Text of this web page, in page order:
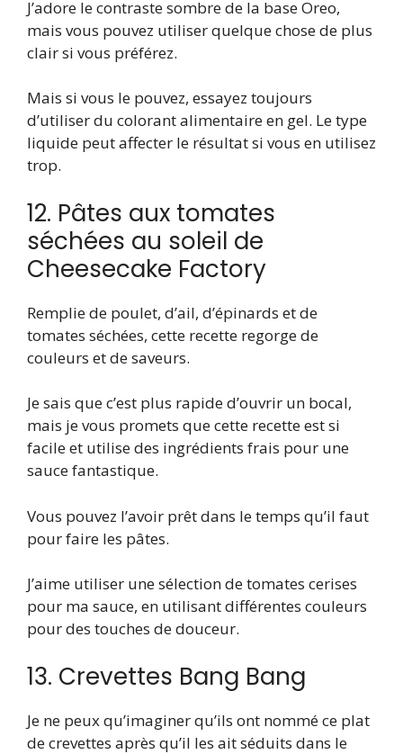
J’adore le contraste sombre de la base Oreo,
mais vous pouvez utiliser quelque chose de plus
clair si vous préférez.
Mais si vous le pouvez, essayez toujours
d’utiliser du colorant alimentaire en gel. Le type
liquide peut affecter le résultat si vous en utilisez
trop.
12. Pâtes aux tomates
séchées au soleil de
Cheesecake Factory
Remplie de poulet, d’ail, d’épinards et de
tomates séchées, cette recette regorge de
couleurs et de saveurs.
Je sais que c’est plus rapide d’ouvrir un bocal,
mais je vous promets que cette recette est si
facile et utilise des ingrédients frais pour une
sauce fantastique.
Vous pouvez l’avoir prêt dans le temps qu’il faut
pour faire les pâtes.
J’aime utiliser une sélection de tomates cerises
pour ma sauce, en utilisant différentes couleurs
pour des touches de douceur.
13. Crevettes Bang Bang
Je ne peux qu’imaginer qu’ils ont nommé ce plat
de crevettes après qu’il les ait séduits dans le